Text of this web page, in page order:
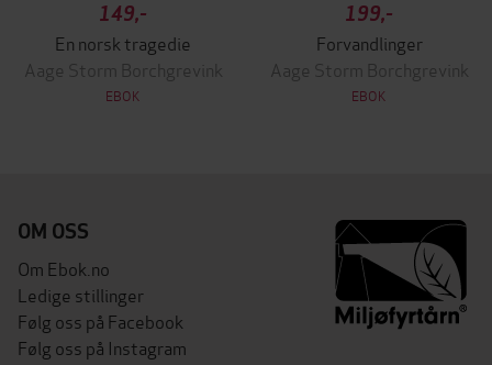
149,-
En norsk tragedie
Aage Storm Borchgrevink
EBOK
199,-
Forvandlinger
Aage Storm Borchgrevink
EBOK
OM OSS
Om Ebok.no
Ledige stillinger
Følg oss på Facebook
Følg oss på Instagram